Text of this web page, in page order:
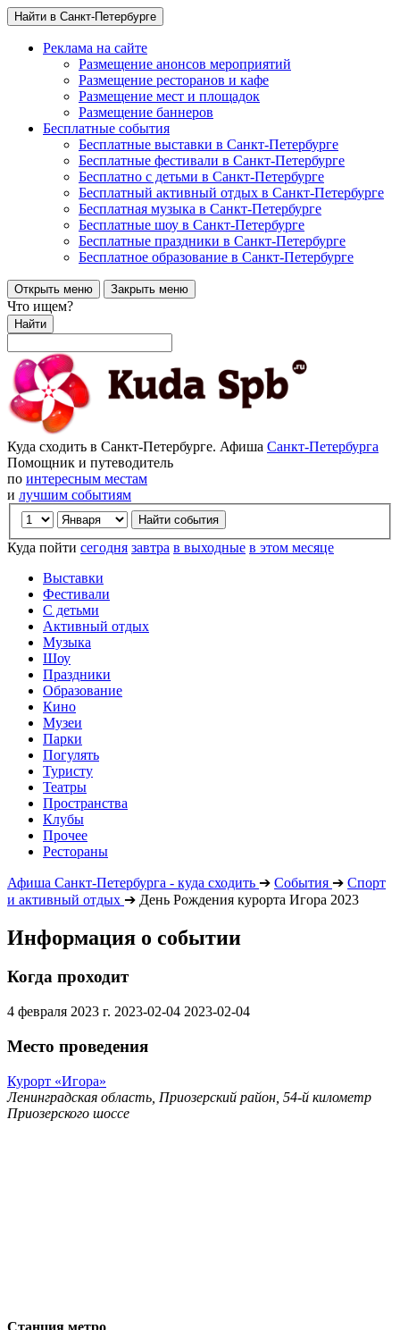
Найти в Санкт-Петербурге
Реклама на сайте
Размещение анонсов мероприятий
Размещение ресторанов и кафе
Размещение мест и площадок
Размещение баннеров
Бесплатные события
Бесплатные выставки в Санкт-Петербурге
Бесплатные фестивали в Санкт-Петербурге
Бесплатно с детьми в Санкт-Петербурге
Бесплатный активный отдых в Санкт-Петербурге
Бесплатная музыка в Санкт-Петербурге
Бесплатные шоу в Санкт-Петербурге
Бесплатные праздники в Санкт-Петербурге
Бесплатное образование в Санкт-Петербурге
Открыть меню Закрыть меню
Что ищем?
Найти
Куда сходить в Санкт-Петербурге. Афиша Санкт-Петербурга
Помощник и путеводитель
по интересным местам
и лучшим событиям
Куда пойти сегодня завтра в выходные в этом месяце
Выставки
Фестивали
С детьми
Активный отдых
Музыка
Шоу
Праздники
Образование
Кино
Музеи
Парки
Погулять
Туристу
Театры
Пространства
Клубы
Прочее
Рестораны
Афиша Санкт-Петербурга - куда сходить ➔ События ➔ Спорт
и активный отдых ➔ День Рождения курорта Игора 2023
Информация о событии
Когда проходит
4 февраля 2023 г. 2023-02-04 2023-02-04
Место проведения
Курорт «Игора»
Ленинградская область, Приозерский район, 54-й километр
Приозерского шоссе
Станция метро